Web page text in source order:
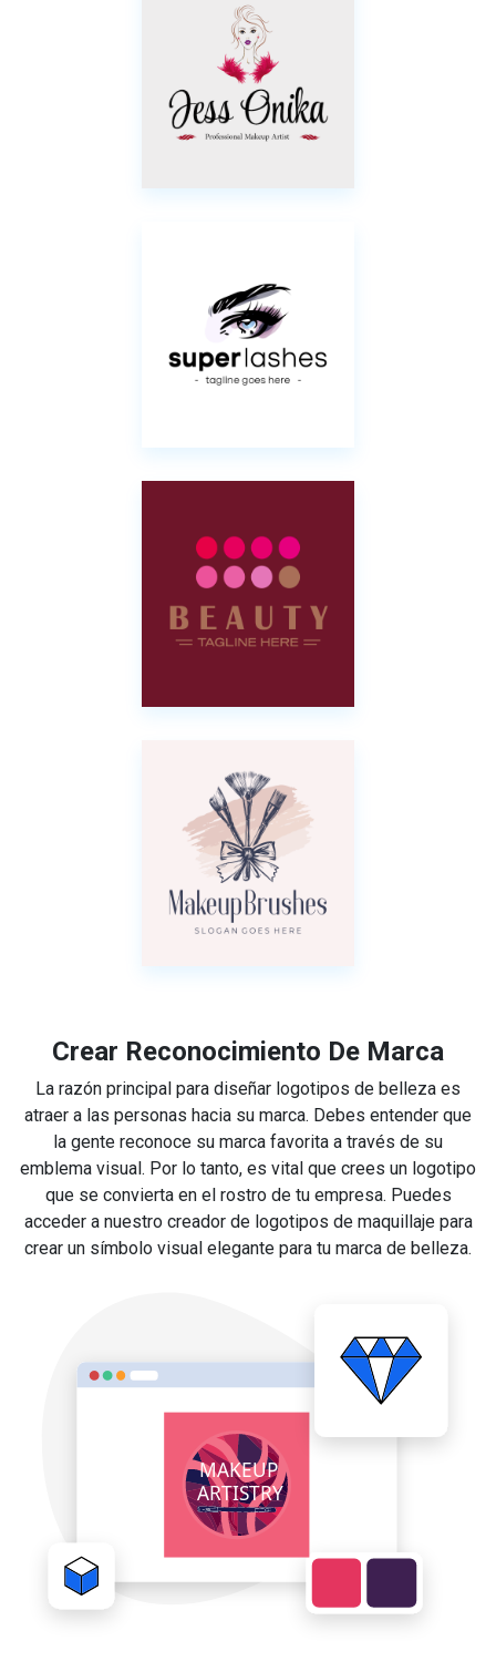
Crear Reconocimiento De Marca
La razón principal para diseñar logotipos de belleza es
atraer a las personas hacia su marca. Debes entender que
la gente reconoce su marca favorita a través de su
emblema visual. Por lo tanto, es vital que crees un logotipo
que se convierta en el rostro de tu empresa. Puedes
acceder a nuestro creador de logotipos de maquillaje para
crear un símbolo visual elegante para tu marca de belleza.